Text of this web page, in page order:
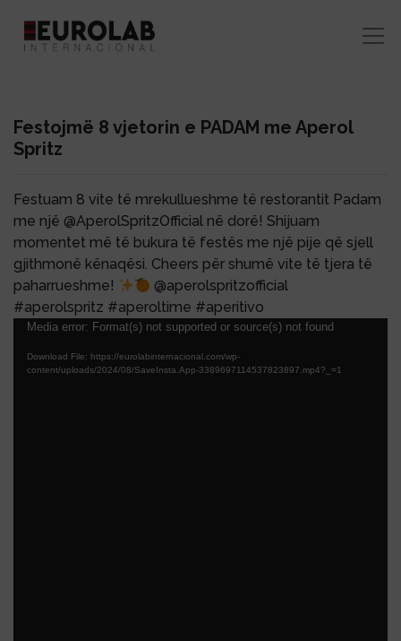
Festojmë 8 vjetorin e PADAM me Aperol
Spritz
Festuam 8 vite të mrekullueshme të restorantit Padam
me një @AperolSpritzOfficial në dorë! Shijuam
momentet më të bukura të festës me një pije që sjell
gjithmonë kënaqësi. Cheers për shumë vite të tjera të
paharrueshme!
@aperolspritzofficial
#aperolspritz #aperoltime #aperitivo
Video
Player
Media error: Format(s) not supported or source(s) not found
Download File: https://eurolabinternacional.com/wp-
content/uploads/2024/08/SaveInsta.App-3389697114537823897.mp4?_=1